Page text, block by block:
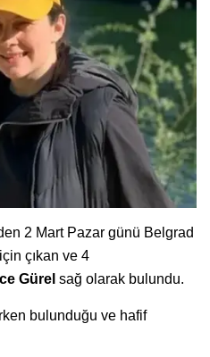
2 Mart Pazar günü Belgrad
çıkan ve 4
Gürel sağ olarak bulundu.
bulunduğu ve hafif